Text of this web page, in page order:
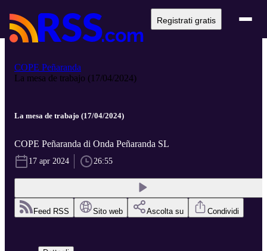
Registrati gratis
COPE Peñaranda
La mesa de trabajo (17/04/2024)
La mesa de trabajo (17/04/2024)
COPE Peñaranda di Onda Peñaranda SL
17 apr 2024 26:55
Feed RSS Sito web Ascolta su Condividi